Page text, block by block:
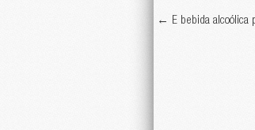
← E bebida alcoólica